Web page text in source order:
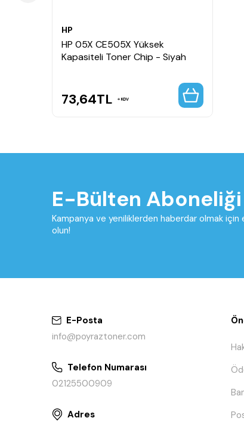
HP
HP 05X CE505X Yüksek
Kapasiteli Toner Chip - Siyah
73,64TL KDV
E-Bülten Aboneliği
Kampanya ve yeniliklerden haberdar olmak
olun!
E-Posta
info@poyraztoner.com
Telefon Numarası
02125500909
Adres